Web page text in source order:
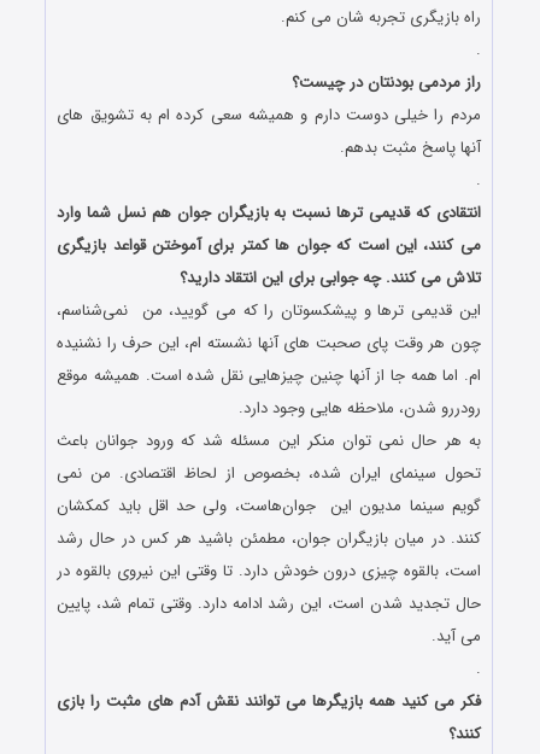
راه بازیگری تجربه ‌شان می‌ کنم.
.
راز مردمی بودنتان در چیست؟
مردم را خیلی دوست دارم و همیشه سعی کرده ام به تشویق های
آنها پاسخ مثبت بدهم.
.
انتقادی که قدیمی ترها نسبت به بازیگران جوان هم نسل شما وارد
می کنند، این است که جوان ها کمتر برای آموختن قواعد بازیگری
تلاش می کنند. چه جوابی برای این انتقاد دارید؟
این قدیمی ترها و پیشکسوتان را که می گویید، من نمی‌شناسم،
چون هر وقت پای صحبت های آنها نشسته ام، این حرف را نشنیده
ام. اما همه جا از آنها چنین چیزهایی نقل شده است. همیشه موقع
رودررو شدن، ملاحظه هایی وجود دارد.
به هر حال نمی توان منکر این مسئله شد که ورود جوانان باعث
تحول سینمای ایران شده، بخصوص از لحاظ اقتصادی. من نمی
گویم سینما مدیون این جوان‌هاست، ولی حد اقل باید کمکشان
کنند. در میان بازیگران جوان، مطمئن باشید هر کس در حال رشد
است، بالقوه چیزی درون خودش دارد. تا وقتی این نیروی بالقوه در
حال تجدید شدن است، این رشد ادامه دارد. وقتی تمام شد، پایین
می آید.
.
فکر می کنید همه بازیگرها می توانند نقش آدم های مثبت را بازی
کنند؟